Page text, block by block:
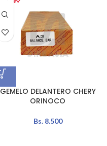
GEMELO DELANTERO CHERY
ORINOCO
Bs.8.500